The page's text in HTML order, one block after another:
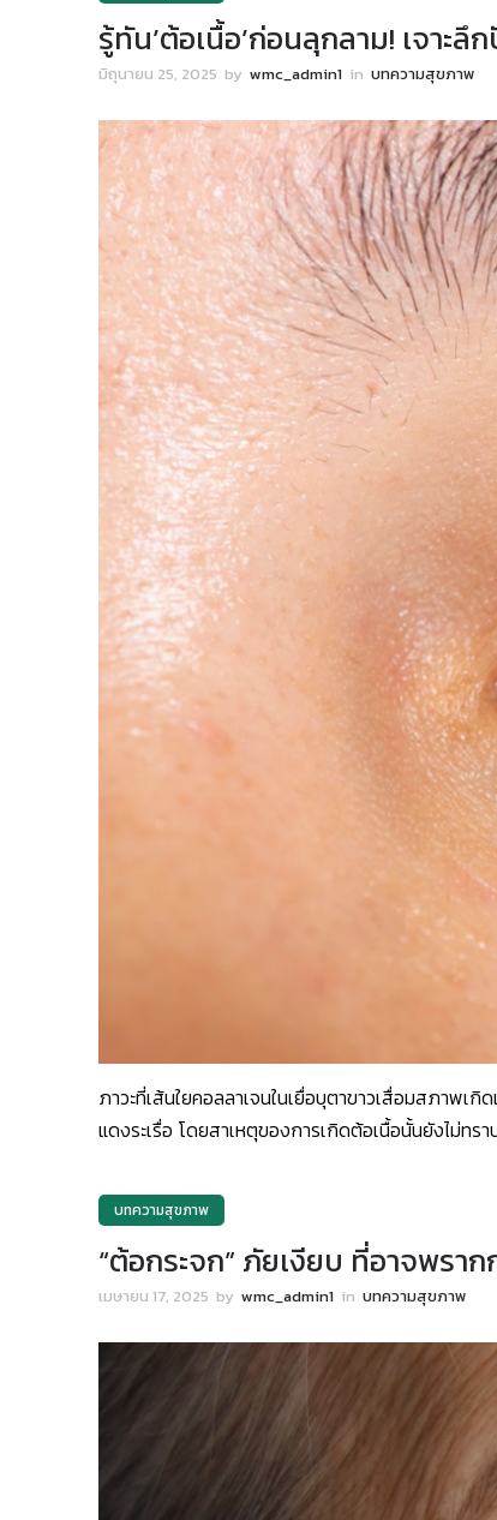
รู้ทัน’ต้อเนื้อ’ก่อนลุกลาม! เจาะ
มิถุนายน 25, 2025 by wmc_admin1 in บทความสุขภาพ
ภาวะที่เส้นใยคอลลาเจนในเยื่อบุตาขาวเสื่อมสภาพเ
แดงระเรื่อ โดยสาเหตุของการเกิดต้อเนื้อนั้นยังไม่ท
บทความสุขภาพ
“ต้อกระจก” ภัยเงียบ ที่อาจพรา
เมษายน 17, 2025 by wmc_admin1 in บทความสุขภาพ